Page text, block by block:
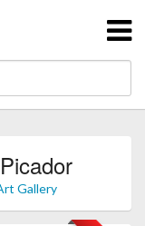
Gallery